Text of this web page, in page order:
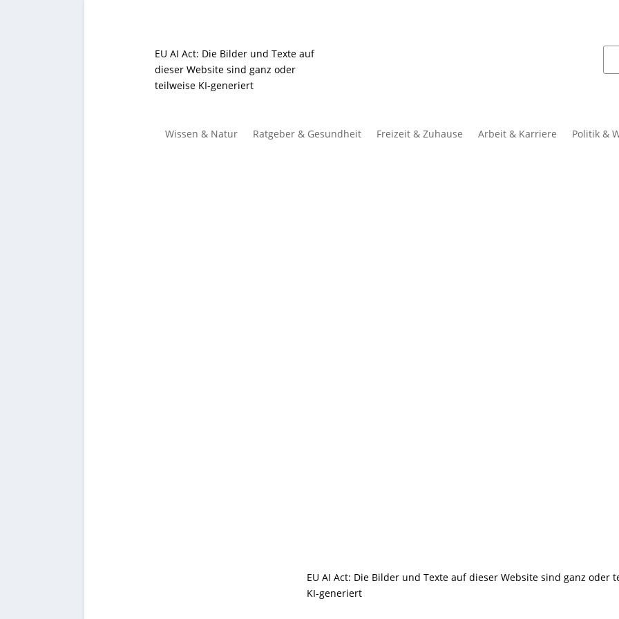
EU AI Act: Die Bilder und Texte auf
dieser Website sind ganz oder
teilweise KI-generiert
Wissen & Natur Ratgeber & Gesundheit Freizeit & Zuhause Arbeit & Karriere Politik &
EU AI Act: Die Bilder und Texte auf dieser Website sind ganz oder
KI-generiert